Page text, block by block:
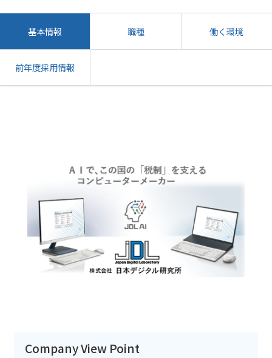
基本情報 職種 働く環境
前年度採用情報
Company View Point